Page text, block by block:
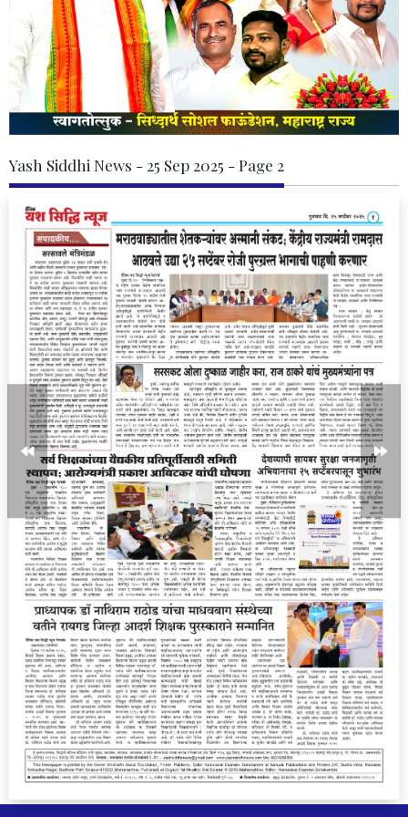
Yash Siddhi News - 25 Sep 2025 - Page 2